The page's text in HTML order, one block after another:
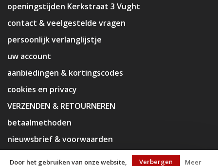
openingstijden Kerkstraat 3 Vught
contact & veelgestelde vragen
persoonlijk verlanglijstje
uw account
aanbiedingen & kortingscodes
cookies en privacy
VERZENDEN & RETOURNEREN
betaalmethoden
nieuwsbrief & voorwaarden
Door het gebruiken van onze website, Verbergen Meer